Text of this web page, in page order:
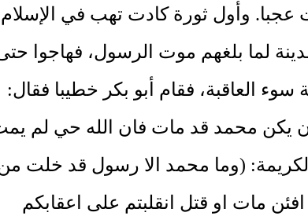
عجبا. وأول ثورة كادت تهب في الإسلام
لما بلغهم موت الرسول، فهاجوا
العاقبة، فقام أبو بكر خطيبا فقال:
ان يكن محمد قد مات فان الله حي لم
الكريمة: (وما محمد الا رسول قد خلت
مات او قتل انقلبتم على اعقابكم